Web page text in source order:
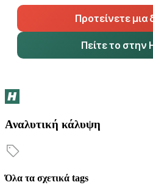
Προτείνετε
Πείτε το στην
Αναλυτική κάλυψη
Όλα τα σχετικά tags